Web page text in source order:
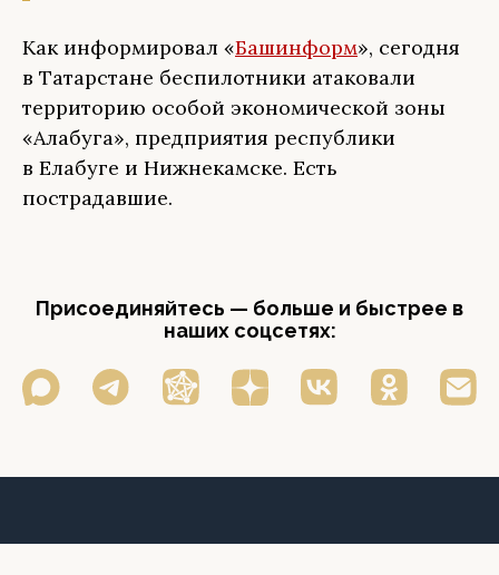
Как информировал «Башинформ», сегодня
в Татарстане беспилотники атаковали
территорию особой экономической зоны
«Алабуга», предприятия республики
в Елабуге и Нижнекамске. Есть
пострадавшие.
Присоединяйтесь — больше и быстрее в
наших соцсетях: